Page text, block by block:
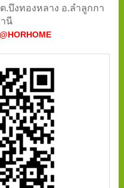
.บึงทองหลาง อ.ลำลูกกา
นี
@HORHOME